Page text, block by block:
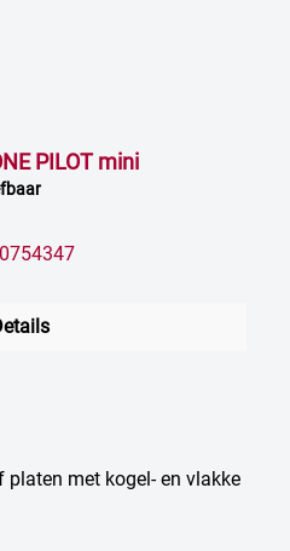
PILOT mini